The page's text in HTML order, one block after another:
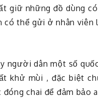
giữ những đồ dùng
thể gửi ở nhân viên
người dân một số
khử mùi , đặc biệt
chai để đảm bảo